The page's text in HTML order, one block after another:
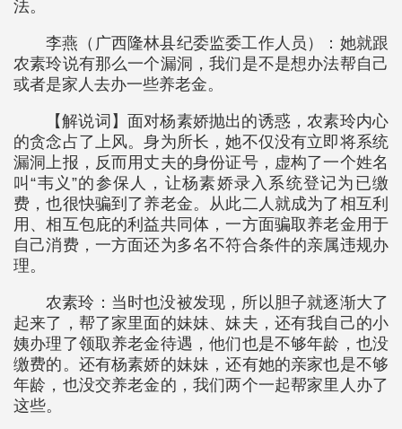
法。
李燕（广西隆林县纪委监委工作人员）：她就跟
农素玲说有那么一个漏洞，我们是不是想办法帮自己
或者是家人去办一些养老金。
【解说词】面对杨素娇抛出的诱惑，农素玲内心
的贪念占了上风。身为所长，她不仅没有立即将系统
漏洞上报，反而用丈夫的身份证号，虚构了一个姓名
叫“韦义”的参保人，让杨素娇录入系统登记为已缴
费，也很快骗到了养老金。从此二人就成为了相互利
用、相互包庇的利益共同体，一方面骗取养老金用于
自己消费，一方面还为多名不符合条件的亲属违规办
理。
农素玲：当时也没被发现，所以胆子就逐渐大了
起来了，帮了家里面的妹妹、妹夫，还有我自己的小
姨办理了领取养老金待遇，他们也是不够年龄，也没
缴费的。还有杨素娇的妹妹，还有她的亲家也是不够
年龄，也没交养老金的，我们两个一起帮家里人办了
这些。